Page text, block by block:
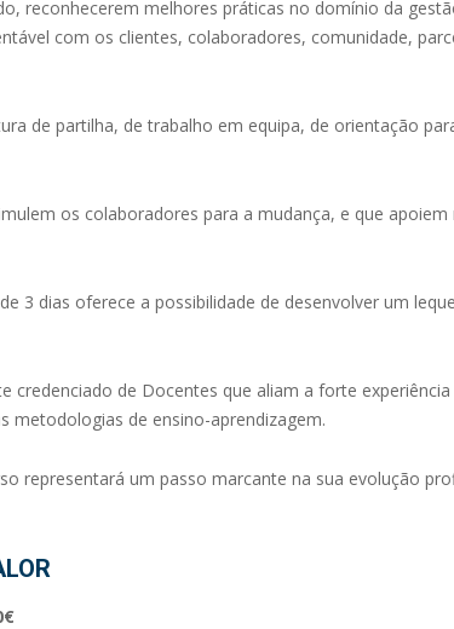
reconhecerem melhores práticas no domínio da
com os clientes, colaboradores, comunidade,
de partilha, de trabalho em equipa, de orientação
os colaboradores para a mudança, e que apoiem
3 dias oferece a possibilidade de desenvolver um
de Docentes que aliam a forte experiência
metodologias de ensino-aprendizagem.
representará um passo marcante na sua evolução